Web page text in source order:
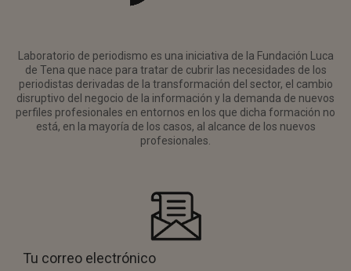
Laboratorio de periodismo es una iniciativa de la Fundación Luca
de Tena que nace para tratar de cubrir las necesidades de los
periodistas derivadas de la transformación del sector, el cambio
disruptivo del negocio de la información y la demanda de nuevos
perfiles profesionales en entornos en los que dicha formación no
está, en la mayoría de los casos, al alcance de los nuevos
profesionales.